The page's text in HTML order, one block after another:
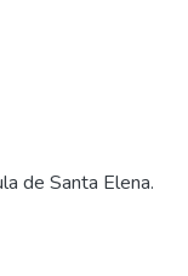
de Santa Elena.